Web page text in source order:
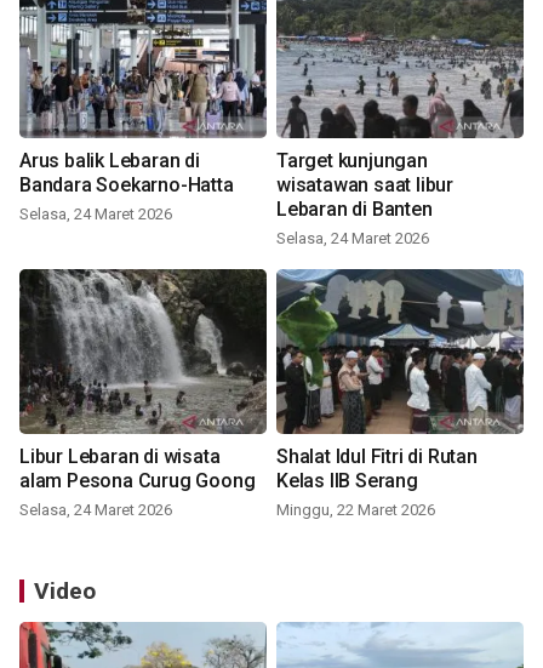
Arus balik Lebaran di
Bandara Soekarno-Hatta
Selasa, 24 Maret 2026
Target kunjungan
wisatawan saat libur
Lebaran di Banten
Selasa, 24 Maret 2026
Libur Lebaran di wisata
alam Pesona Curug Goong
Selasa, 24 Maret 2026
Shalat Idul Fitri di Rutan
Kelas IIB Serang
Minggu, 22 Maret 2026
Video